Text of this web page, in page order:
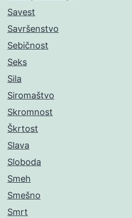
Savest
Savršenstvo
Sebičnost
Seks
Sila
Siromaštvo
Skromnost
Škrtost
Slava
Sloboda
Smeh
Smešno
Smrt